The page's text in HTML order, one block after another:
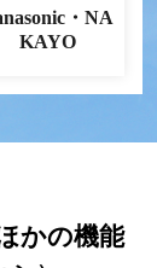
・NA
KAYO
かの機能